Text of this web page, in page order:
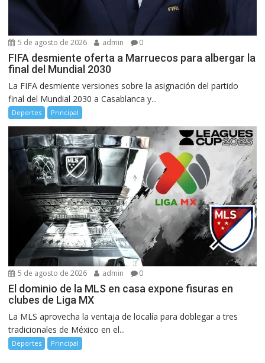
5 de agosto de 2026 admin 0
FIFA desmiente oferta a Marruecos para albergar la
final del Mundial 2030
La FIFA desmiente versiones sobre la asignación del partido
final del Mundial 2030 a Casablanca y...
Deportes Principal
5 de agosto de 2026 admin 0
El dominio de la MLS en casa expone fisuras en
clubes de Liga MX
La MLS aprovecha la ventaja de localía para doblegar a tres
tradicionales de México en el...
Deportes Principal